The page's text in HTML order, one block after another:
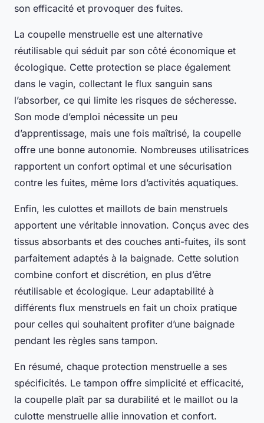
son efficacité et provoquer des fuites.
La coupelle menstruelle est une alternative
réutilisable qui séduit par son côté économique et
écologique. Cette protection se place également
dans le vagin, collectant le flux sanguin sans
l’absorber, ce qui limite les risques de sécheresse.
Son mode d’emploi nécessite un peu
d’apprentissage, mais une fois maîtrisé, la coupelle
offre une bonne autonomie. Nombreuses utilisatrices
rapportent un confort optimal et une sécurisation
contre les fuites, même lors d’activités aquatiques.
Enfin, les culottes et maillots de bain menstruels
apportent une véritable innovation. Conçus avec des
tissus absorbants et des couches anti-fuites, ils sont
parfaitement adaptés à la baignade. Cette solution
combine confort et discrétion, en plus d’être
réutilisable et écologique. Leur adaptabilité à
différents flux menstruels en fait un choix pratique
pour celles qui souhaitent profiter d’une baignade
pendant les règles sans tampon.
En résumé, chaque protection menstruelle a ses
spécificités. Le tampon offre simplicité et efficacité,
la coupelle plaît par sa durabilité et le maillot ou la
culotte menstruelle allie innovation et confort.